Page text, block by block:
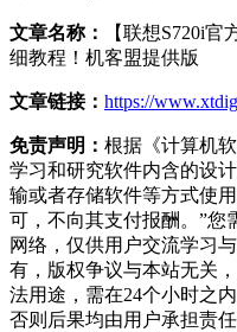
文章名称：
【联想S720i
细教程！机客盟提供版
文章链接： https://
免责声明： 根据《计算机
学习和研究软件内含的设
输或者存储软件等方式使
可，不向其支付报酬。”您
网络，仅供用户交流学习
有，版权争议与本站无关
法用途，需在24个小时之
否则后果均由用户承担责